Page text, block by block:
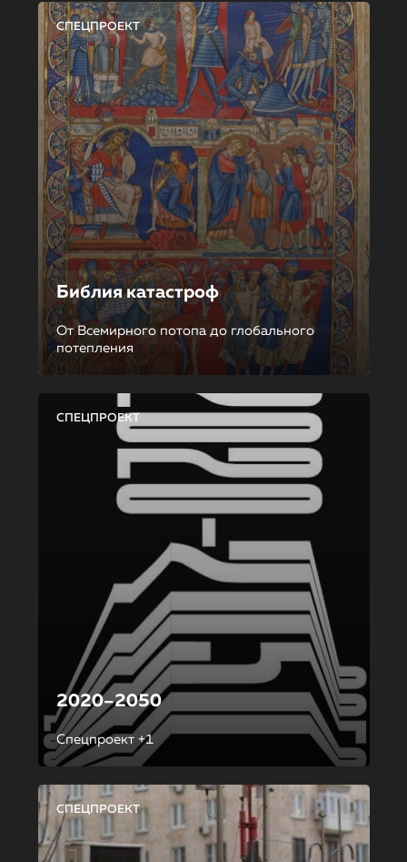
СПЕЦПРОЕКТ
Библия катастроф
От Всемирного потопа до глобального
потепления
СПЕЦПРОЕКТ
2020–2050
Спецпроект +1
СПЕЦПРОЕКТ